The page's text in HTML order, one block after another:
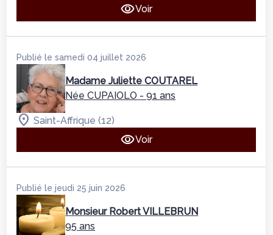
Voir
Publié le samedi 04 juillet 2026
Madame Juliette COUTAREL
Née CUPAIOLO - 91 ans
Saint-Affrique (12)
Voir
Publié le jeudi 25 juin 2026
Monsieur Robert VILLEBRUN
95 ans